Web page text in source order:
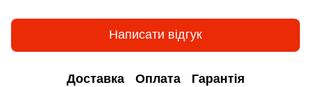
Написати відгук
Доставка Оплата Гарантія